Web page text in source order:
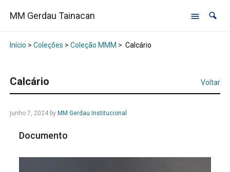
MM Gerdau Tainacan
Início > Coleções > Coleção MMM > Calcário
Calcário Voltar
junho 7, 2024by MM Gerdau Institucional
Documento